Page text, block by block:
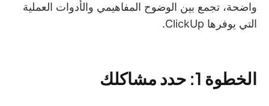
واضحة، تجمع بين الوضوح المفاهيمي والأدوات العملية
التي يوفرها ClickUp.
الخطوة 1: حدد مشاكلك